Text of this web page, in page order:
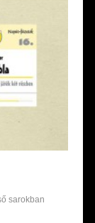
sarokban